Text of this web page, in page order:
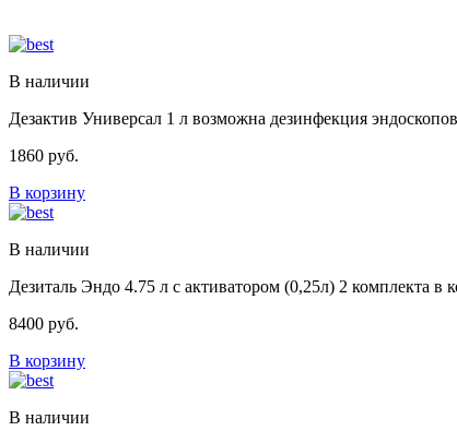
В наличии
Дезактив Универсал 1 л возможна дезинфекция эндоскопов
1860 руб.
В корзину
В наличии
Дезиталь Эндо 4.75 л с активатором (0,25л) 2 комплекта
8400 руб.
В корзину
В наличии